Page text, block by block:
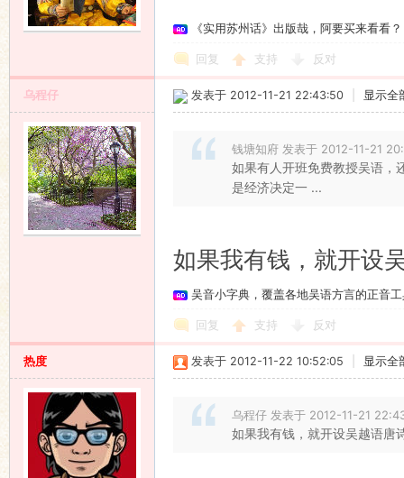
《实用苏州话》出版哉，阿要买来看看？
回复 支持 反对
乌程仔 发表于 2012-11-21 22:43:50 显示全
钱塘知府 发表于 2012-11-21
如果有人开班免费教授吴语，
是经济决定一 ...
如果我有钱，就开设
吴音小字典，覆盖各地吴语方言的正音
回复 支持 反对
热度 发表于 2012-11-22 10:52:05 显示全
乌程仔 发表于 2012-11-21
如果我有钱，就开设吴越语唐